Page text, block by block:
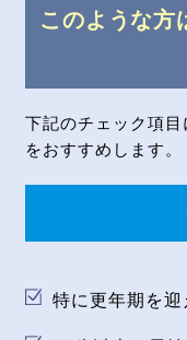
このような方
下記のチェック項
をおすすめします。
特に更年期を